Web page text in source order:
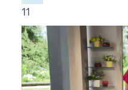
11